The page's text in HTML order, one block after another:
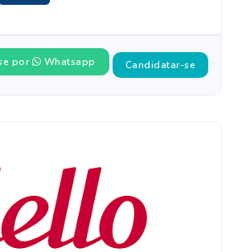
por Whatsapp Candidatar-se